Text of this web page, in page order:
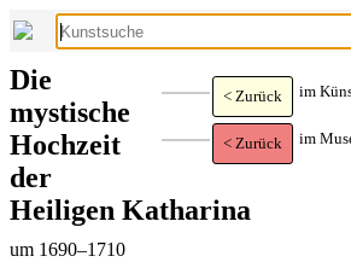
< Zurück im
< Zurück im
Die
mystische
Hochzeit
der
Heiligen Katharina
um 1690–1710